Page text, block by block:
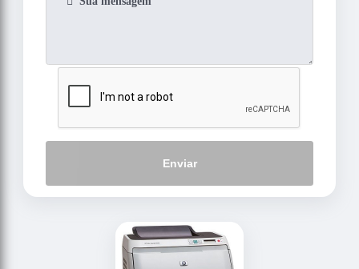
Enviar